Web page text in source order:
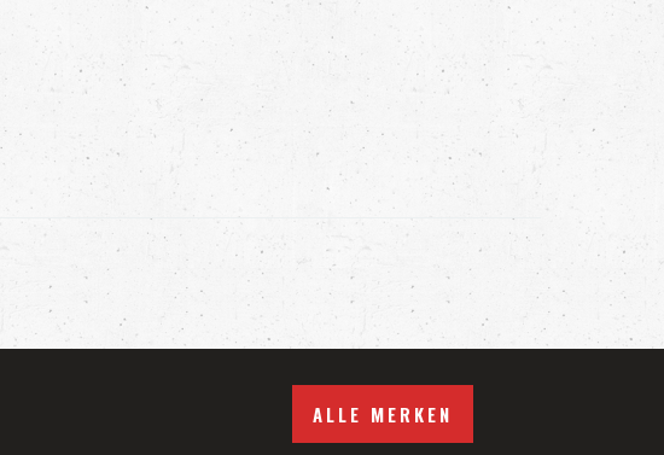
ALLE MERKEN